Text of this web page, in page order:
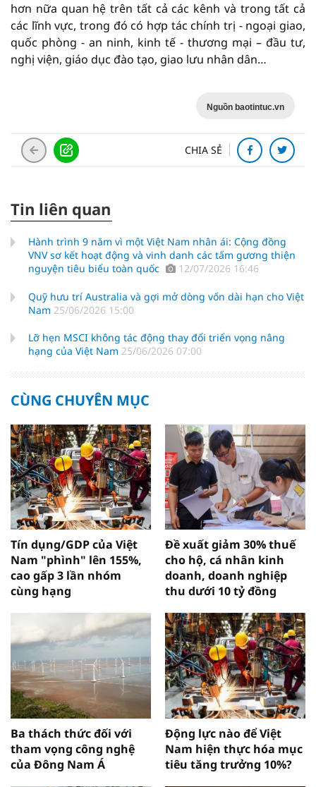
hơn nữa quan hệ trên tất cả các kênh và trong tất cả
các lĩnh vực, trong đó có hợp tác chính trị - ngoại giao,
quốc phòng - an ninh, kinh tế - thương mại – đầu tư,
nghị viện, giáo dục đào tạo, giao lưu nhân dân…
Nguồn baotintuc.vn
CHIA SẺ
Tin liên quan
Hành trình 9 năm vì một Việt Nam nhân ái: Cộng đồng
VNV sơ kết hoạt động và vinh danh các tấm gương thiện
nguyện tiêu biểu toàn quốc
12/07/2026 16:46
Quỹ hưu trí Australia và gợi mở dòng vốn dài hạn cho Việt
Nam 25/06/2026 15:00
Lỡ hẹn MSCI không tác động thay đổi triển vọng nâng
hạng của Việt Nam 25/06/2026 07:00
CÙNG CHUYÊN MỤC
Tín dụng/GDP của Việt
Nam "phình" lên 155%,
cao gấp 3 lần nhóm
cùng hạng
Đề xuất giảm 30% thuế
cho hộ, cá nhân kinh
doanh, doanh nghiệp
thu dưới 10 tỷ đồng
Ba thách thức đối với
tham vọng công nghệ
của Đông Nam Á
Động lực nào để Việt
Nam hiện thực hóa mục
tiêu tăng trưởng 10%?